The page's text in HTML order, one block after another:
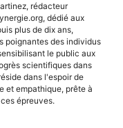
rédacteur
dédié aux
plus de dix ans,
poignantes des individus
le public aux
scientifiques dans
dans l'espoir de
et empathique, prête à
épreuves.